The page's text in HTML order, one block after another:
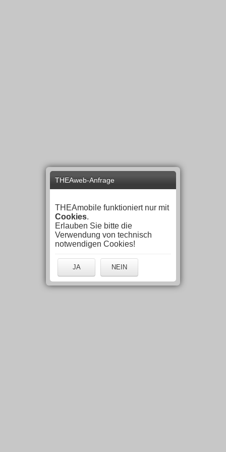
THEAweb-Anfrage
THEAmobile funktioniert nur mit
Cookies.
Erlauben Sie bitte die
Verwendung von technisch
notwendigen Cookies!
JA NEIN